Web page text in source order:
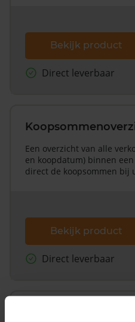
Bekijk product
Direct leverbaar
Een overzicht van alle
en koopdatum) binnen
direct de koopsommen bij
Bekijk product
Direct leverbaar